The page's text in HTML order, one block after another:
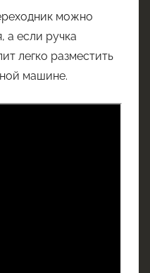
можно
а если ручка
легко разместить
машине.